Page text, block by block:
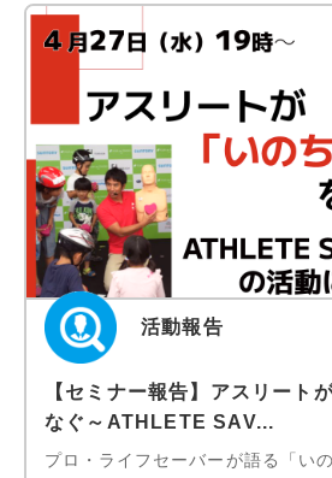
活動報告
【セミナー報告】アスリート
なぐ～ATHLETE SAV...
プロ・ライフセーバーが語る「い